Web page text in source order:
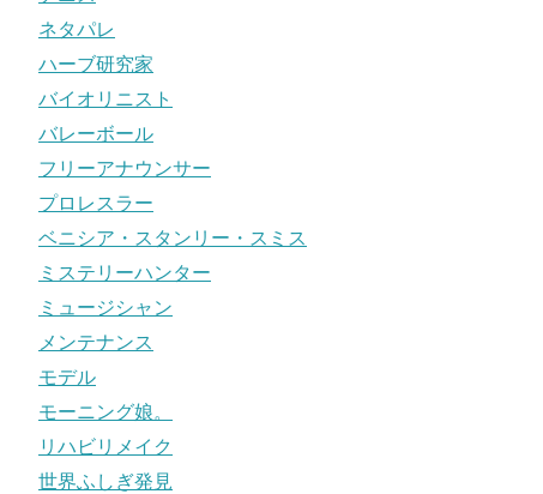
ネタパレ
ハーブ研究家
バイオリニスト
バレーボール
フリーアナウンサー
プロレスラー
ベニシア・スタンリー・スミス
ミステリーハンター
ミュージシャン
メンテナンス
モデル
モーニング娘。
リハビリメイク
世界ふしぎ発見